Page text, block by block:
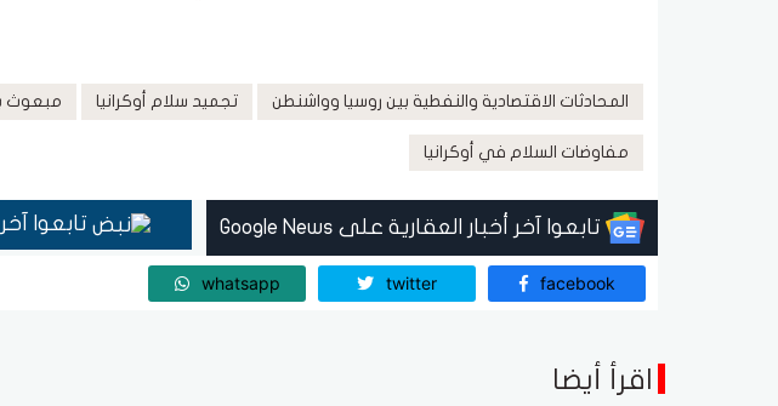
المحادثات الاقتصادية والنفطية بين روسيا وواشنطن تجميد سلام أوكرانيا مبعوث
مفاوضات السلام في أوكرانيا
تابعوا آخر أخبار العقارية على Google News تابعوا
facebook
twitter
whatsapp
اقرأ أيضا